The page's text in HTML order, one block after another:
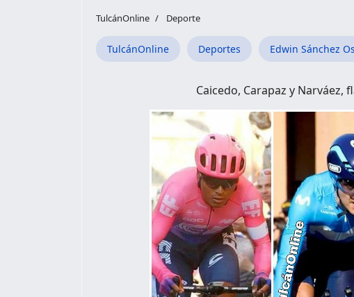
TulcánOnline Deporte
TulcánOnline Deportes Edwin Sánchez
Caicedo, Carapaz y Narváez,